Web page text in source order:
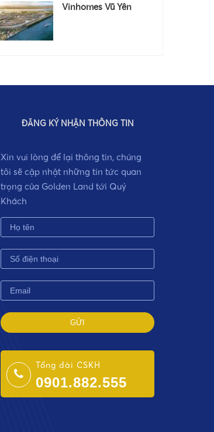
Vinhomes Vũ Yên
ĐĂNG KÝ NHẬN THÔNG TIN
Xin vui lòng để lại thông tin, chúng
tôi sẽ cập nhật những tin tức quan
trọng của Golden Land tới Quý
Khách
Tổng đài CSKH
0901.882.555